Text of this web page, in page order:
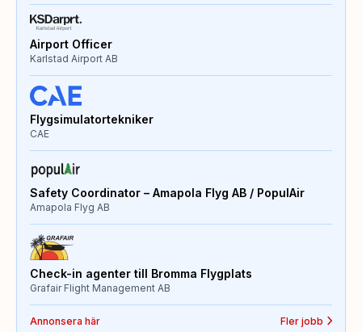
Airport Officer
Karlstad Airport AB
Flygsimulatortekniker
CAE
Safety Coordinator – Amapola Flyg AB / PopulAir
Amapola Flyg AB
Check-in agenter till Bromma Flygplats
Grafair Flight Management AB
Annonsera här Fler jobb